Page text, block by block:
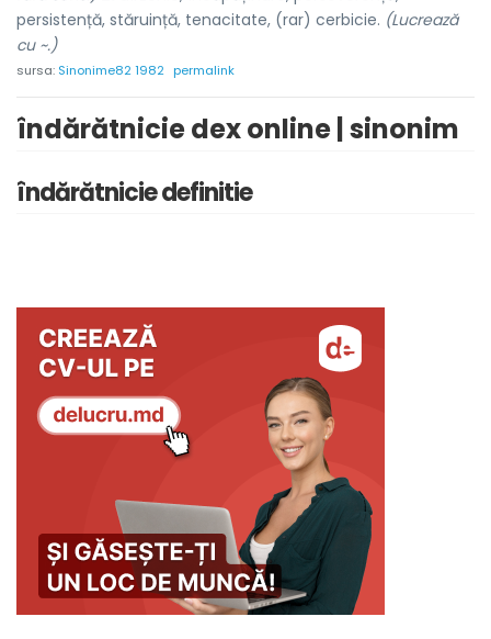
persistență, stăruință, tenacitate, (rar) cerbicie. (Lucrează
cu ~.)
sursa: Sinonime82 1982 permalink
îndărătnicie dex online | sinonim
îndărătnicie definitie